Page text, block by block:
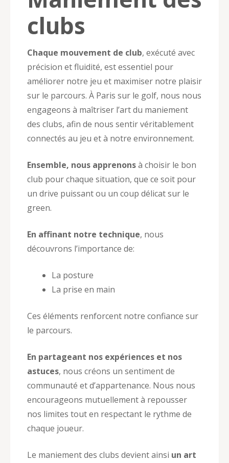
clubs
Chaque mouvement de club, exécuté avec
précision et fluidité, est essentiel pour
améliorer notre jeu et maximiser notre plaisir
sur le parcours. À Paris sur le golf, nous nous
engageons à maîtriser l’art du maniement
des clubs, afin de nous sentir véritablement
connectés au jeu et à notre environnement.
Ensemble, nous apprenonsà choisir le bon
club pour chaque situation, que ce soit pour
un drive puissant ou un coup délicat sur le
green.
En affinant notre technique, nous
découvrons l’importance de:
La posture
La prise en main
Ces éléments renforcent notre confiance sur
le parcours.
En partageant nos expériences et nos
astuces, nous créons un sentiment de
communauté et d’appartenance. Nous nous
encourageons mutuellement à repousser
nos limites tout en respectant le rythme de
chaque joueur.
Le maniement des clubs devient ainsi un art